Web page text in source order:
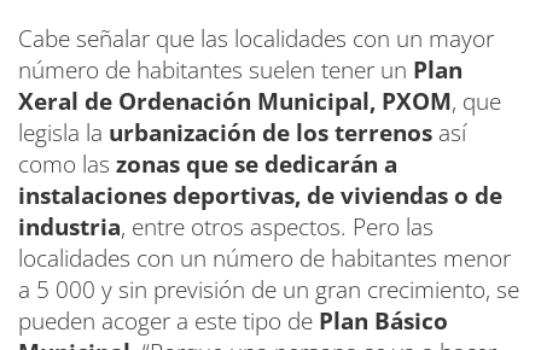
Cabe señalar que las localidades con un mayor
número de habitantes suelen tener un Plan
Xeral de Ordenación Municipal, PXOM, que
legisla la urbanización de los terrenos así
como las zonas que se dedicarán a
instalaciones deportivas, de viviendas o de
industria, entre otros aspectos. Pero las
localidades con un número de habitantes menor
a 5 000 y sin previsión de un gran crecimiento, se
pueden acoger a este tipo de Plan Básico